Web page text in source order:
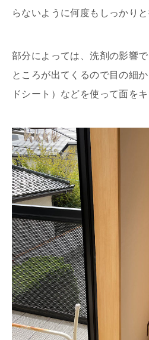
らないように何度もしっかり
部分によっては、洗剤の影響
ところが出てくるので目の細
ドシート）などを使って面を